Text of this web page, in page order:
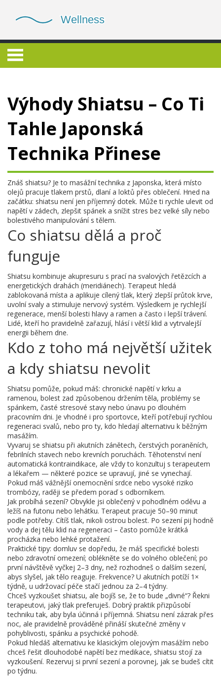
Výhody Shiatsu – Co Ti
Tahle Japonská
Technika Přinese
Znáš shiatsu? Je to masážní technika z Japonska, která místo
olejů pracuje tlakem prstů, dlaní a loktů přes oblečení. Hned na
začátku: shiatsu není jen příjemný dotek. Může ti rychle ulevit od
napětí v zádech, zlepšit spánek a snížit stres bez velké síly nebo
bolestivého manipulování s tělem.
Co shiatsu dělá a proč
funguje
Shiatsu kombinuje akupresuru s prací na svalových řetězcích a
energetických drahách (meridiánech). Terapeut hledá
zablokovaná místa a aplikuje cílený tlak, který zlepší průtok krve,
uvolní svaly a stimuluje nervový systém. Výsledkem je rychlejší
regenerace, menší bolesti hlavy a ramen a často i lepší trávení.
Lidé, kteří ho pravidelně zařazují, hlásí i větší klid a vytrvalejší
energii během dne.
Kdo z toho má největší užitek
a kdy shiatsu nevolit
Shiatsu pomůže, pokud máš: chronické napětí v krku a
ramenou, bolest zad způsobenou držením těla, problémy se
spánkem, časté stresové stavy nebo únavu po dlouhém
pracovním dni. Je vhodné i pro sportovce, kteří potřebují rychlou
regeneraci svalů, nebo pro ty, kdo hledají alternativu k běžným
masážím.
Vyvaruj se shiatsu při akutních zánětech, čerstvých poraněních,
febrilních stavech nebo krevních poruchách. Těhotenství není
automatická kontraindikace, ale vždy to konzultuj s terapeutem
a lékařem — některé pozice se upravují, jiné se vynechají.
Pokud máš vážnější onemocnění srdce nebo vysoké riziko
trombózy, raději se předem poraď s odborníkem.
Jak probíhá sezení? Obvykle jsi oblečený v pohodlném oděvu a
ležíš na futonu nebo lehátku. Terapeut pracuje 50–90 minut
podle potřeby. Cítíš tlak, nikoli ostrou bolest. Po sezení pij hodně
vody a dej tělu klid na regeneraci – často pomůže krátká
procházka nebo lehké protažení.
Praktické tipy: domluv se dopředu, že máš specifické bolesti
nebo zdravotní omezení; oblékněte se do volného oblečení; po
první návštěvě vyčkej 2–3 dny, než rozhodneš o dalším sezení,
abys slyšel, jak tělo reaguje. Frekvence? U akutních potíží 1×
týdně, u udržovací péče stačí jednou za 2–4 týdny.
Chceš vyzkoušet shiatsu, ale bojíš se, že to bude „divné“? Řekni
terapeutovi, jaký tlak preferuješ. Dobrý praktik přizpůsobí
techniku tak, aby byla účinná i příjemná. Shiatsu není zázrak přes
noc, ale pravidelně prováděné přináší skutečné změny v
pohyblivosti, spánku a psychické pohodě.
Pokud hledáš alternativu ke klasickým olejovým masážím nebo
chceš řešit dlouhodobé napětí bez medikace, shiatsu stojí za
vyzkoušení. Rezervuj si první sezení a porovnej, jak se budeš cítit
po týdnu.